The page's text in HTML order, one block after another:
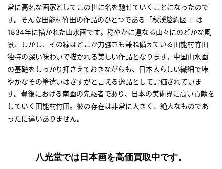
常に高名な画家としてこの世に名を馳せていくことになったので
す。そんな田能村竹田の作品のひとつである「秋渓趁約図 」は
1834年に描かれた山水画です。穏やかに連なる山々にのどかな風
景、しかし、その線はどこか力強さも兼ね備えている田能村竹田
独特の深い味わいで描かれる美しい作品となります。中国山水画
の基礎をしっかり押さえておきながらも、日本人らしい繊細で垰
やかなその筆遣いはさすがと言える逸品として評価されていま
す。豊後における南画の先駆者であり、日本の美術界に高い貢献を
していく田能村竹田。彼の存在は非常に大きく、絶大なものであ
ったに違いありません。
八光堂では日本画を高価買取中です。